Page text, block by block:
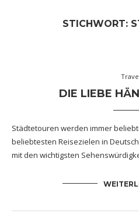
STICHWORT:
DIE LIEBE
Städtetouren werden immer
beliebtesten Reisezielen in
mit den wichtigsten